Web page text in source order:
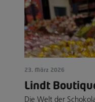
23. März 2026
Lindt
Die Welt der